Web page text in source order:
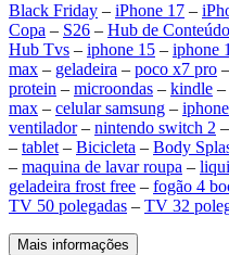
Black Friday – iPhone 17 –
Copa – S26 – Hub de Conteúdo
Hub Tvs – iphone 15 – iphone
max – geladeira – poco x7 pro –
protein – microondas – kindle –
max – celular samsung –
ventilador– nintendo switch 2 –
– tablet – Bicicleta – Body
– maquina de lavar roupa –
geladeira frost free – fogão 4
TV 50 polegadas – TV 32
Mais informações